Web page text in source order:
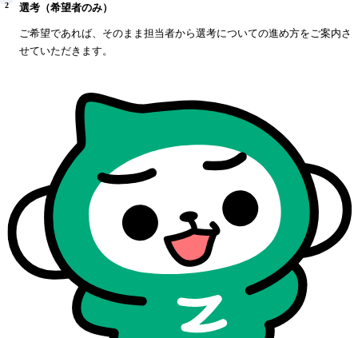
2 選考（希望者のみ）
ご希望であれば、そのまま担当者から選考についての進め方をご案内さ
せていただきます。